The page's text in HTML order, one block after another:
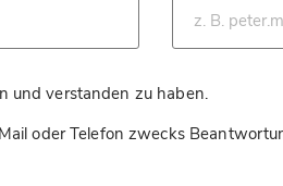
und verstanden zu haben.
oder Telefon zwecks